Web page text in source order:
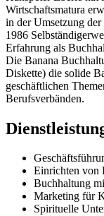
Wirtschaftsmatura
in der Umsetzung
1986
Erfahrung als
Die Banana
Diskette) die solide
geschäftlichen
Berufsverbänden.
Einrichten von
Buchhaltung
Marketing für
Spirituelle